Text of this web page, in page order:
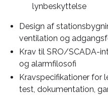
lynbeskyttelse
Design af
ventilation og
Krav til SRO/SCADA-
og alarmfilosofi
Kravspecifikationer for
test, dokumentation,